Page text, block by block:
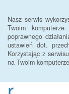
Nasz serwis
Twoim
poprawnego
ustawień dot.
Korzystając z
na Twoim
BIP